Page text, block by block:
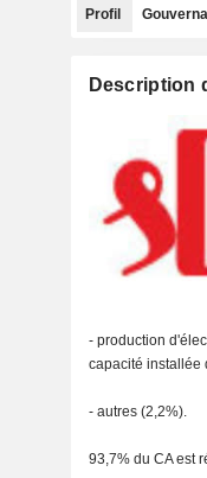
Profil
Description
- production
capacité installée
- autres (2,2%).
93,7% du CA est